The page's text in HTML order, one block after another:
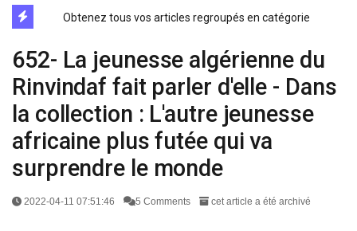
Obtenez tous vos articles regroupés en catégorie
652- La jeunesse algérienne du
Rinvindaf fait parler d'elle - Dans
la collection : L'autre jeunesse
africaine plus futée qui va
surprendre le monde
2022-04-11 07:51:46 5 Comments cet article a été archivé